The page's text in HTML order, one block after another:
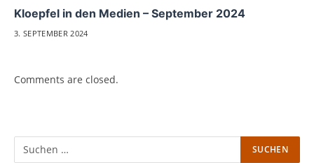
Kloepfel in den Medien – September 2024
3. SEPTEMBER 2024
Comments are closed.